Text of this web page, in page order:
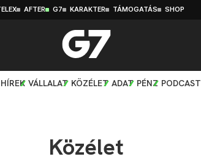
AFTER G7 KARAKTER TÁMOGATÁS SHOP
VÁLLALAT KÖZÉLET ADAT PÉNZ PODCAST
Közélet